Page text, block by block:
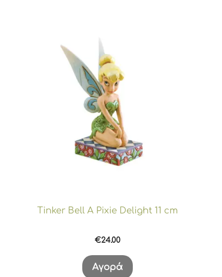
Tinker Bell A Pixie Delight 11 cm
€24.00
Αγορά